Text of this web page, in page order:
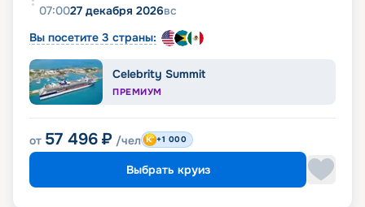
07:0027 декабря 2026вс
Вы посетите 3 страны:
Celebrity Summit
ПРЕМИУМ
от 57 496 ₽ /чел +1 000
Выбрать круиз